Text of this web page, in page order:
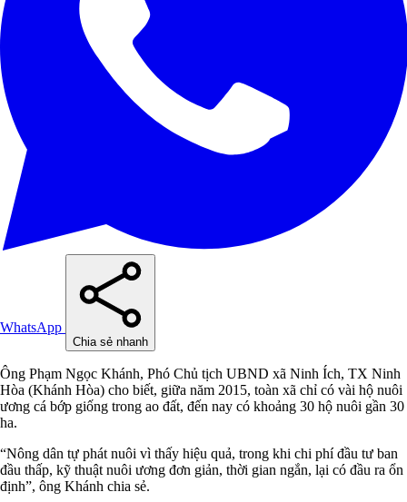
WhatsApp
Chia sẻ nhanh
Ông Phạm Ngọc Khánh, Phó Chủ tịch UBND xã Ninh Ích, TX Ninh
Hòa (Khánh Hòa) cho biết, giữa năm 2015, toàn xã chỉ có vài hộ nuôi
ương cá bớp giống trong ao đất, đến nay có khoảng 30 hộ nuôi gần 30
ha.
“Nông dân tự phát nuôi vì thấy hiệu quả, trong khi chi phí đầu tư ban
đầu thấp, kỹ thuật nuôi ương đơn giản, thời gian ngắn, lại có đầu ra ổn
định”, ông Khánh chia sẻ.